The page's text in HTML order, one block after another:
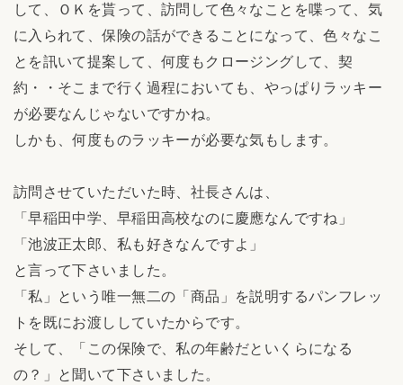
して、ＯＫを貰って、訪問して色々なことを喋って、気
に入られて、保険の話ができることになって、色々なこ
とを訊いて提案して、何度もクロージングして、契
約・・そこまで行く過程においても、やっぱりラッキー
が必要なんじゃないですかね。
しかも、何度ものラッキーが必要な気もします。
訪問させていただいた時、社長さんは、
「早稲田中学、早稲田高校なのに慶應なんですね」
「池波正太郎、私も好きなんですよ」
と言って下さいました。
「私」という唯一無二の「商品」を説明するパンフレッ
トを既にお渡ししていたからです。
そして、「この保険で、私の年齢だといくらになる
の？」と聞いて下さいました。